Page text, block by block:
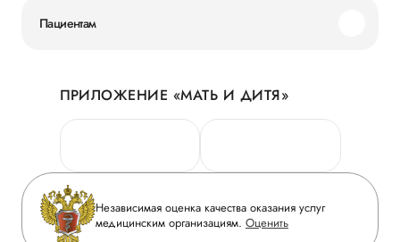
Новости
Руководство
Сотрудничество
Инвесторам
Журнал «Мать и дитя»
Пациентам
Личный кабинет
Персональные данные
Горячая линия качества
Вопрос-ответ
Приложение пациента
ПРИЛОЖЕНИЕ «МАТЬ И ДИТЯ»
Независимая оценка качества оказания услуг
медицинским организациям. Оценить